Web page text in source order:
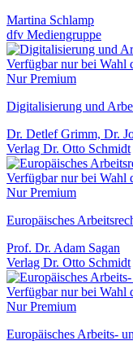
Martina Schlamp
dfv Mediengruppe
Verfügbar nur bei Wahl
Nur Premium
Digitalisierung und
Dr. Detlef Grimm, Dr.
Verlag Dr. Otto Schmidt
Verfügbar nur bei Wahl
Nur Premium
Europäisches
Prof. Dr. Adam Sagan
Verlag Dr. Otto Schmidt
Verfügbar nur bei Wahl
Nur Premium
Europäisches Arbeits-